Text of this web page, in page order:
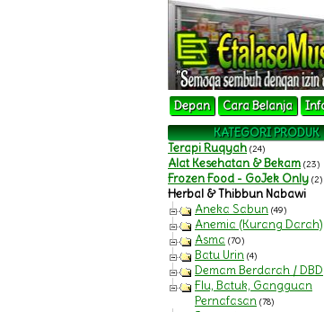
Depan Cara Belanja
KATEGORI PRODUK
Terapi Ruqyah (24)
Alat Kesehatan & Bekam (23)
Frozen Food - GoJek Only (2)
Herbal & Thibbun Nabawi
Aneka Sabun (49)
Anemia (Kurang Darah)
Asma (70)
Batu Urin (4)
Demam Berdarah / DBD
Flu, Batuk, Gangguan
Pernafasan (78)